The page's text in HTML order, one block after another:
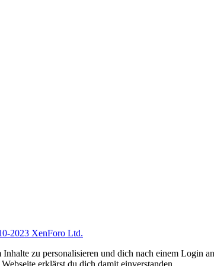
2023 XenForo Ltd.
zu personalisieren und dich nach einem Login
erklärst du dich damit einverstanden.